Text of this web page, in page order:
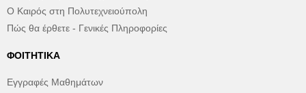
Ο Καιρός στη Πολυτεχνειούπολη
Πώς θα έρθετε - Γενικές Πληροφορίες
ΦΟΙΤΗΤΙΚΆ
Εγγραφές Μαθημάτων